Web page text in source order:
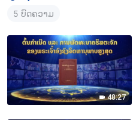
5 ບົດຄວາມ
48:27